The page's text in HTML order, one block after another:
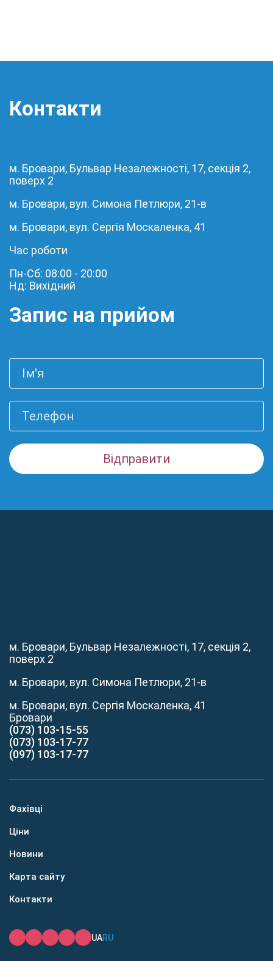
Контакти
м. Бровари, Бульвар Незалежності, 17, секція 2,
поверх 2
м. Бровари, вул. Симона Петлюри, 21-в
м. Бровари, вул. Сергія Москаленка, 41
Час роботи
Пн-Сб: 08:00 - 20:00
Нд: Вихідний
Запис на прийом
м. Бровари, Бульвар Незалежності, 17, секція 2,
поверх 2
м. Бровари, вул. Симона Петлюри, 21-в
м. Бровари, вул. Сергія Москаленка, 41
Бровари
(073) 103-15-55
(073) 103-17-77
(097) 103-17-77
UARU
Фахівці
Ціни
Новини
Карта сайту
Контакти